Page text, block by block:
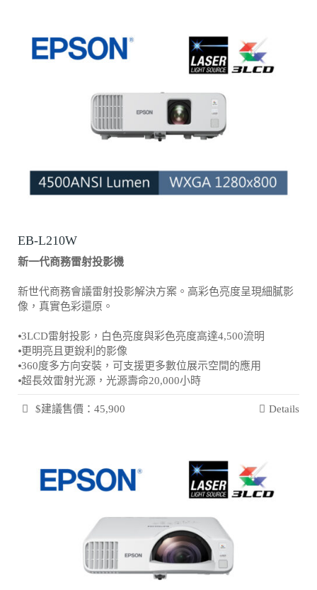
EB-L210W
新一代商務雷射投影機
新世代商務會議雷射投影解決方案。高彩色亮度呈現細膩影
像，真實色彩還原。
⦁3LCD雷射投影，白色亮度與彩色亮度高達4,500流明
⦁更明亮且更銳利的影像
⦁360度多方向安裝，可支援更多數位展示空間的應用
⦁超長效雷射光源，光源壽命20,000小時
$建議售價：45,900 Details